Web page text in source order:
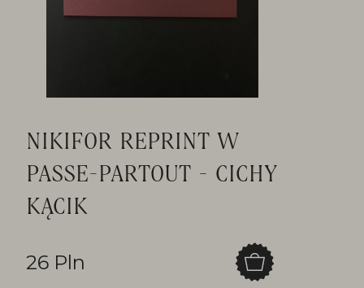
NIKIFOR REPRINT W
PASSE-PARTOUT - CICHY
KĄCIK
26 Pln